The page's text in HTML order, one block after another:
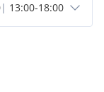
| 13:00-18:00